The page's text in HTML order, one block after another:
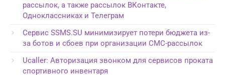
рассылок, а также рассылок ВКонтакте,
Одноклассниках и Телеграм
Сервис SSMS.SU минимизирует потери бюджета из-
за ботов и сбоев при организации СМС-рассылок
Ucaller: Авторизация звонком для сервисов проката
спортивного инвентаря